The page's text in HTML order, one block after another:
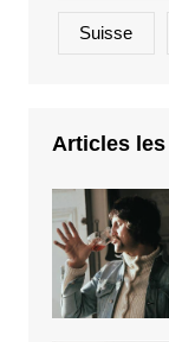
Suisse
Articles